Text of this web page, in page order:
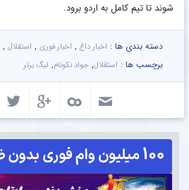
شوند تا تیم کامل به اردو برود.
دسته بندی ها : اخبار داغ , اخبار فوری , استقلال ,
برچسب ها : استقلال, جواد نکونام, لیگ برتر